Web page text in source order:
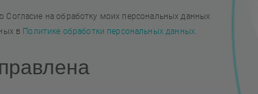
на обработку моих персональных данных
в Политике обработки персональных данных.